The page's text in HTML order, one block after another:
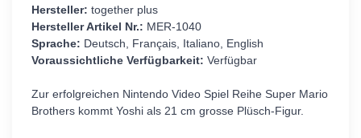
Hersteller: together plus
Hersteller Artikel Nr.: MER-1040
Sprache: Deutsch, Français, Italiano, English
Voraussichtliche Verfügbarkeit: Verfügbar
Zur erfolgreichen Nintendo Video Spiel Reihe Super Mario
Brothers kommt Yoshi als 21 cm grosse Plüsch-Figur.